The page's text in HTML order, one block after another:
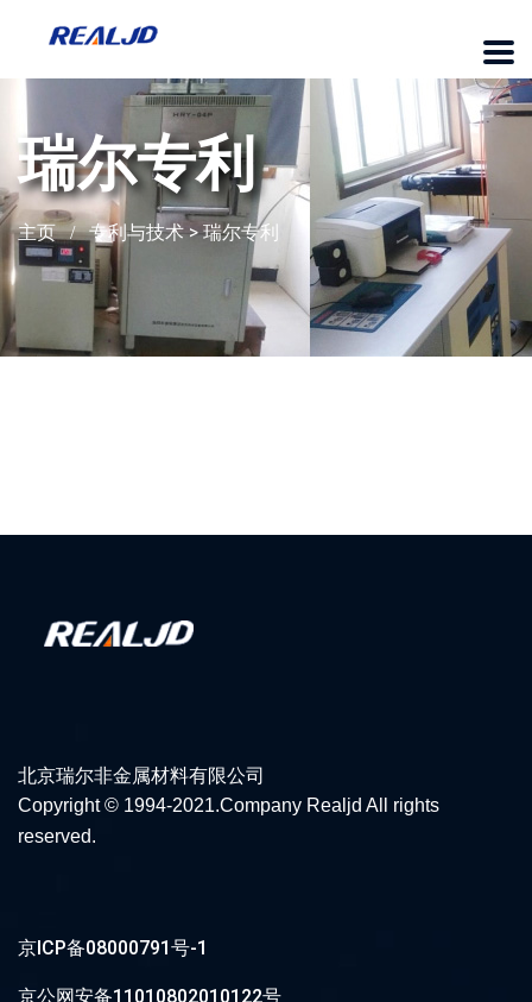
瑞尔专利
主页 专利与技术>瑞尔专利
北京瑞尔非金属材料有限公司
Copyright © 1994-2021.Company Realjd All rights
reserved.
京ICP备08000791号-1
京公网安备11010802010122号